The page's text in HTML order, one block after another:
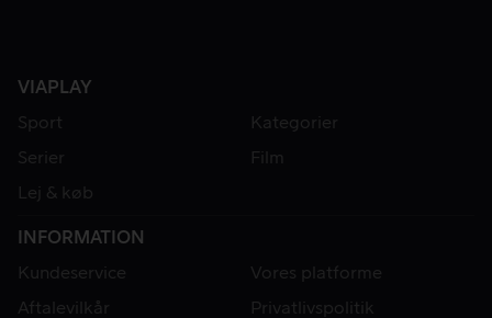
VIAPLAY
Sport
Kategorier
Serier
Film
Lej & køb
INFORMATION
Kundeservice
Vores platforme
Aftalevilkår
Privatlivspolitik